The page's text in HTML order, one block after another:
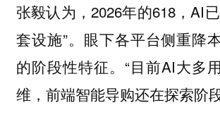
张毅认为，2026年的618，AI
套设施”。眼下各平台侧重降
的阶段性特征。“目前AI大多
维，前端智能导购还在探索阶